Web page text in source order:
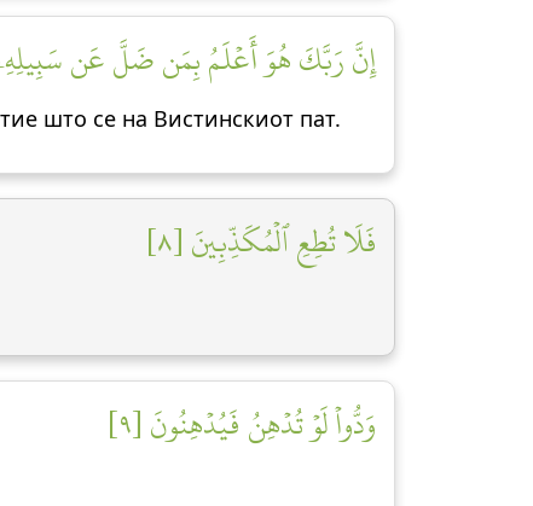
إِنَّ رَبَّكَ هُوَ أَعۡلَمُ بِمَن ضَلَّ عَن سَبِيلِهِۦ
што се на Вистинскиот пат.
فَلَا تُطِعِ ٱلۡمُكَذِّبِينَ [٨]
وَدُّواْ لَوۡ تُدۡهِنُ فَيُدۡهِنُونَ [٩]